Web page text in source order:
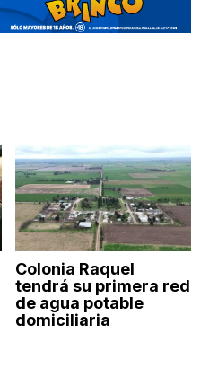
Colonia Raquel
tendrá su primera red
de agua potable
domiciliaria